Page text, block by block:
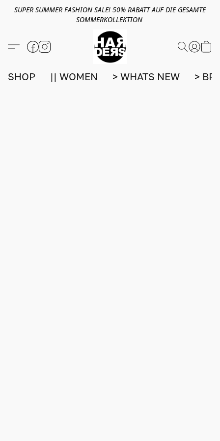
SUPER SUMMER FASHION SALE! 50% RABATT AUF DIE GESAMTE
SOMMERKOLLEKTION
SHOP || WOMEN > WHATS NEW >